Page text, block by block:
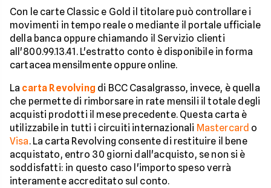
Con le carte Classic e Gold il titolare può controllare i
movimenti in tempo reale o mediante il portale ufficiale
della banca oppure chiamando il Servizio clienti
all'800.99.13.41. L'estratto conto è disponibile in forma
cartacea mensilmente oppure online.
La carta Revolving di BCC Casalgrasso, invece, è quella
che permette di rimborsare in rate mensili il totale degli
acquisti prodotti il mese precedente. Questa carta è
utilizzabile in tutti i circuiti internazionali Mastercard o
Visa. La carta Revolving consente di restituire il bene
acquistato, entro 30 giorni dall'acquisto, se non si è
soddisfatti: in questo caso l'importo speso verrà
interamente accreditato sul conto.